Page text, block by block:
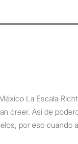
La Escala
creer. Así de
por eso cuando